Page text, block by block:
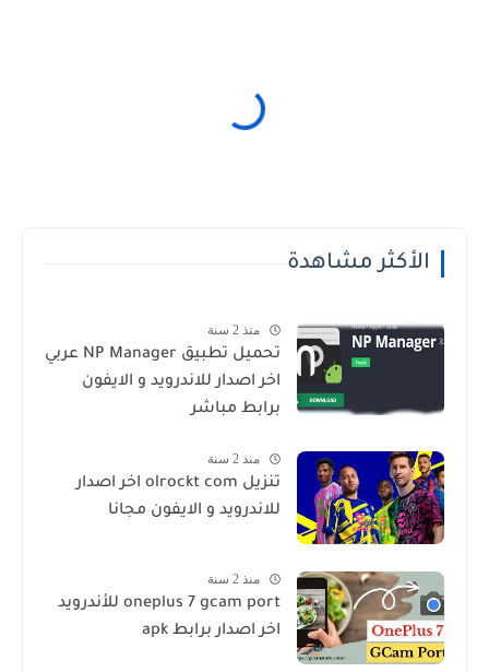
الأكثر مشاهدة
منذ 2 سنة
تحميل تطبيق NP Manager عربي
اخر اصدار للاندرويد و الايفون
برابط مباشر
منذ 2 سنة
تنزيل olrockt com اخر اصدار
للاندرويد و الايفون مجانا
منذ 2 سنة
oneplus 7 gcam port للأندرويد
اخر اصدار برابط apk